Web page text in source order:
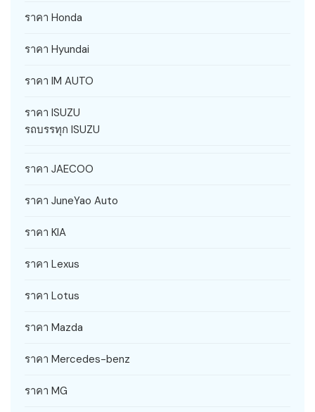
ราคา Honda
ราคา Hyundai
ราคา IM AUTO
ราคา ISUZU
รถบรรทุก ISUZU
ราคา JAECOO
ราคา JuneYao Auto
ราคา KIA
ราคา Lexus
ราคา Lotus
ราคา Mazda
ราคา Mercedes-benz
ราคา MG